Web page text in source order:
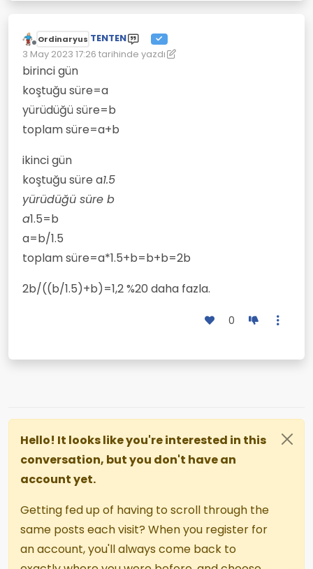
Çevrimdışı
Ordinaryus TENTEN
3 May 2023 17:26 tarihinde yazdı
Son düzenleyen: TENTEN5 Haz 2023 08:48
birinci gün
koştuğu süre=a
yürüdüğü süre=b
toplam süre=a+b
ikinci gün
koştuğu süre a1.5
yürüdüğü süre b
a1.5=b
a=b/1.5
toplam süre=a*1.5+b=b+b=2b
2b/((b/1.5)+b)=1,2 %20 daha fazla.
0
Hello! It looks like you're interested in this
conversation, but you don't have an
account yet.
Getting fed up of having to scroll through the
same posts each visit? When you register for
an account, you'll always come back to